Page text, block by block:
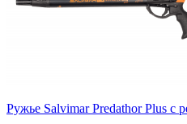
Ружье Salvimar Predathor Plus с